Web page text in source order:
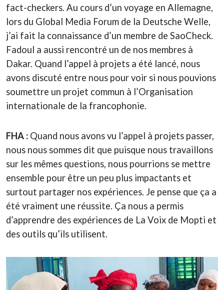
fact-checkers. Au cours d’un voyage en Allemagne,
lors du Global Media Forum de la Deutsche Welle,
j’ai fait la connaissance d’un membre de SaoCheck.
Fadoul a aussi rencontré un de nos membres à
Dakar. Quand l’appel à projets a été lancé, nous
avons discuté entre nous pour voir si nous pouvions
soumettre un projet commun à l’Organisation
internationale de la francophonie.
FHA : Quand nous avons vu l’appel à projets passer,
nous nous sommes dit que puisque nous travaillons
sur les mêmes questions, nous pourrions se mettre
ensemble pour être un peu plus impactants et
surtout partager nos expériences. Je pense que ça a
été vraiment une réussite. Ça nous a permis
d’apprendre des expériences de La Voix de Mopti et
des outils qu’ils utilisent.